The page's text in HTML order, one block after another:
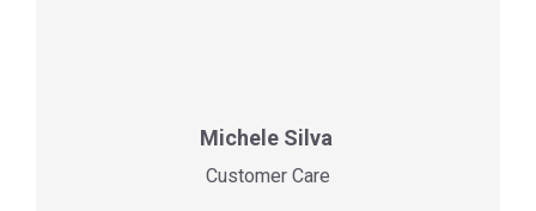
Michele Silva
Customer Care